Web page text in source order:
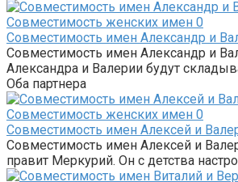
Совместимость женских имен 0
Совместимость имен Александр и
Совместимость имен Александр и
Александра и Валерии будут
Оба партнера
Совместимость женских имен 0
Совместимость имен Алексей и
Совместимость имен Алексей и
правит Меркурий. Он с детства